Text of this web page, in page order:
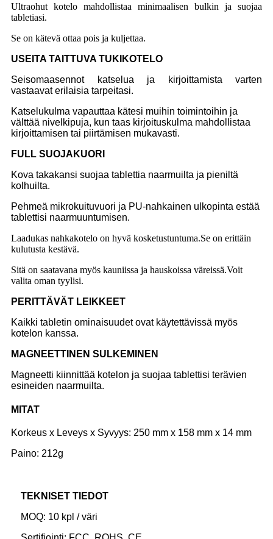
Ultraohut kotelo mahdollistaa minimaalisen bulkin ja suojaa
tabletiasi.
Se on kätevä ottaa pois ja kuljettaa.
USEITA TAITTUVA TUKIKOTELO
Seisomaasennot katselua ja kirjoittamista varten
vastaavat erilaisia ​​tarpeitasi.
Katselukulma vapauttaa kätesi muihin toimintoihin ja
välttää nivelkipuja, kun taas kirjoituskulma mahdollistaa
kirjoittamisen tai piirtämisen mukavasti.
FULL SUOJAKUORI
Kova takakansi suojaa tablettia naarmuilta ja pieniltä
kolhuilta.
Pehmeä mikrokuituvuori ja PU-nahkainen ulkopinta estää
tablettisi naarmuuntumisen.
Laadukas nahkakotelo on hyvä kosketustuntuma.Se on erittäin
kulutusta kestävä.
Sitä on saatavana myös kauniissa ja hauskoissa väreissä.Voit
valita oman tyylisi.
P ERITTÄVÄT LEIKKEET
Kaikki tabletin ominaisuudet ovat käytettävissä myös
kotelon kanssa.
MAGNEETTINEN SULKEMINEN
Magneetti kiinnittää kotelon ja suojaa tablettisi terävien
esineiden naarmuilta.
MITAT
Korkeus x Leveys x Syvyys: 250 mm x 158 mm x 14 mm
Paino: 212g
TEKNISET TIEDOT
MOQ: 10 kpl / väri